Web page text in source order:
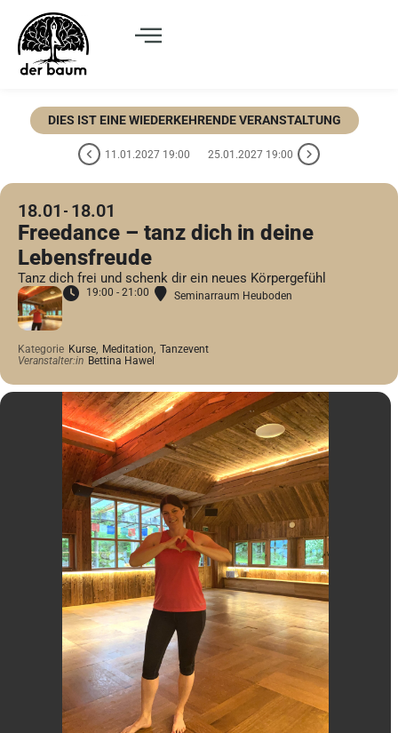
DIES IST EINE WIEDERKEHRENDE VERANSTALTUNG
11.01.2027 19:00 25.01.2027 19:00
18.01 18.01
Freedance – tanz dich in deine
Lebensfreude
Tanz dich frei und schenk dir ein neues Körpergefühl
19:00 - 21:00 Seminarraum Heuboden
Kategorie Kurse, Meditation, Tanzevent
Veranstalter:in Bettina Hawel